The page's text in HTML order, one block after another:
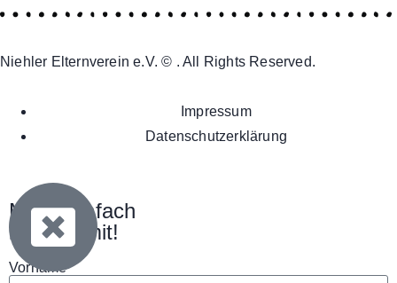
Niehler Elternverein e.V. © . All Rights Reserved.
Impressum
Datenschutzerklärung
Mach einfach
bei uns mit!
Vorname